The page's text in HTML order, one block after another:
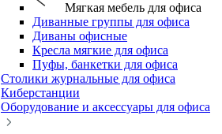
Мягкая мебель для офиса
Диванные группы для офиса
Диваны офисные
Кресла мягкие для офиса
Пуфы, банкетки для офиса
Столики журнальные для офиса
Киберстанции
Оборудование и аксессуары для офиса